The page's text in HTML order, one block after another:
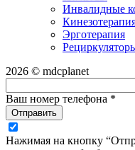
Инвалидные
Эрготерапия
2026 © mdcplanet
Ваш номер телефона *
Отправить
Нажимая на кнопку